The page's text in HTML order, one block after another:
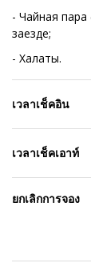
- Чайная пара
заезде;
- Халаты.
เวลาเช็คอิน
เวลาเช็คเอาท์
ยกเลิกการจอง